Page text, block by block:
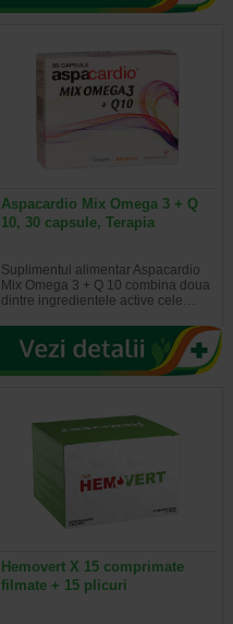
Aspacardio Mix Omega 3 + Q
10, 30 capsule, Terapia
Suplimentul alimentar Aspacardio
Mix Omega 3 + Q 10 combina doua
dintre ingredientele active cele…
Hemovert X 15 comprimate
filmate + 15 plicuri